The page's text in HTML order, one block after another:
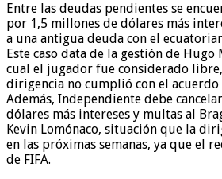
Entre las deudas pendientes se
por 1,5 millones de dólares más
a una antigua deuda con el
Este caso data de la gestión de
cual el jugador fue considerado
dirigencia no cumplió con el acuerdo
Además, Independiente debe
dólares más intereses y multas al
Kevin Lomónaco, situación que la
en las próximas semanas, ya que el
de FIFA.